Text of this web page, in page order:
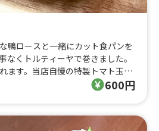
鴨ロースと一緒にカット食パンを
なくトルティーヤで巻きました。
ます。当店自慢の特製トマト玉ね
性抜群です。
600円